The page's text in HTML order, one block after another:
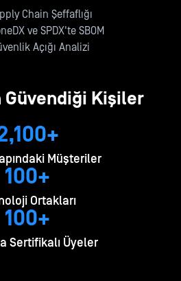
Chain Şeffaflığı
ve SPDX'te SBOM
Açığı Analizi
Güvendiği Kişiler
Müşteriler
100+
Ortakları
100+
Sertifikalı Üyeler